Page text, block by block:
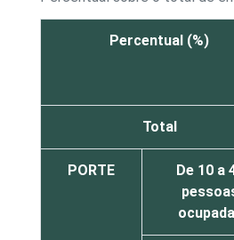
Percentual (%)
Total
PORTE
De 10 a